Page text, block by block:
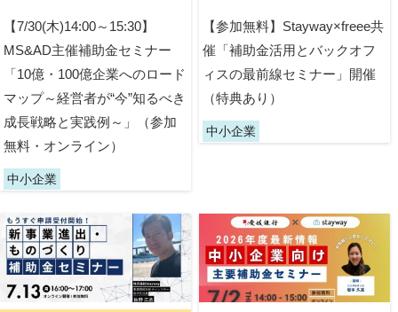
【7/30(木)14:00～15:30】
MS&AD主催補助金セミナー
「10億・100億企業へのロード
マップ～経営者が“今”知るべき
成長戦略と実践例～」（参加
無料・オンライン）
中小企業
【参加無料】Stayway×freee共
催「補助金活用とバックオフ
ィスの最前線セミナー」開催
（特典あり）
中小企業